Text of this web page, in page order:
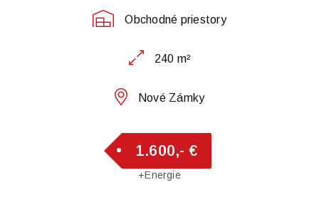
Obchodné priestory
240 m²
Nové Zámky
1.600,- €
+Energie